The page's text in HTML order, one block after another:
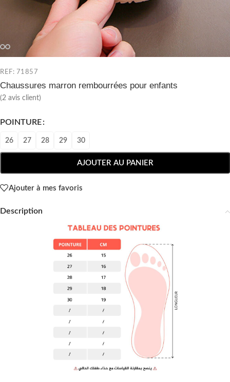
REF: 71857
Chaussures marron rembourrées pour enfants
(2 avis client)
POINTURE
26 27 28 29 30
AJOUTER AU PANIER
Ajouter à mes favoris
Description